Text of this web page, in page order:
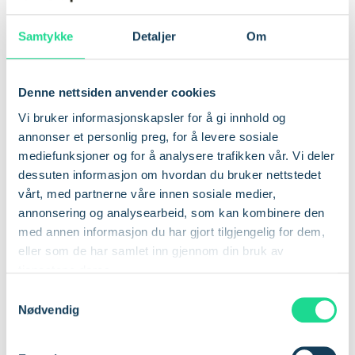
Samtykke Detaljer Om
Denne nettsiden anvender cookies
Vi bruker informasjonskapsler for å gi innhold og
annonser et personlig preg, for å levere sosiale
mediefunksjoner og for å analysere trafikken vår. Vi deler
dessuten informasjon om hvordan du bruker nettstedet
vårt, med partnerne våre innen sosiale medier,
annonsering og analysearbeid, som kan kombinere den
med annen informasjon du har gjort tilgjengelig for dem,
eller som de har samlet inn gjennom din bruk av
Nødvendig
"Kunstig intelligens er i
ferd med å revolusjonere
plantevernet, men
suksessen avhenger av
konnektivitet ute på